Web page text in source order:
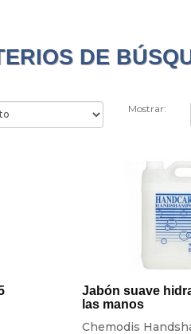
DE
Mostrar:
Jabón suave
las manos
Chemodis